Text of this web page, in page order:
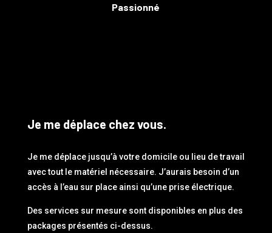
Passionné
Je me déplace chez vous.
Je me déplace jusqu’à votre domicile ou lieu de travail
avec tout le matériel nécessaire. J’aurais besoin d’un
accès à l’eau sur place ainsi qu’une prise électrique.
Des services sur mesure sont disponibles en plus des
packages présentés ci-dessus.